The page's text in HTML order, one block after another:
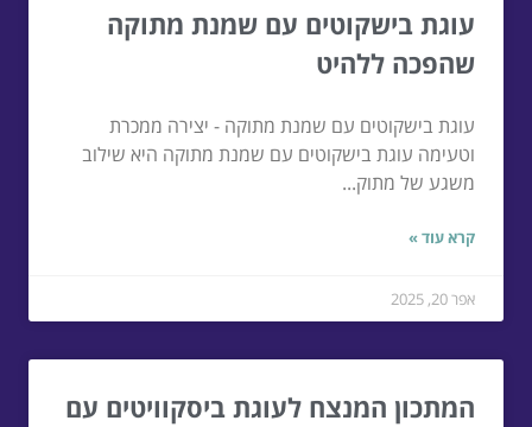
עוגת בישקוטים עם שמנת מתוקה
שהפכה ללהיט
עוגת בישקוטים עם שמנת מתוקה - יצירה ממכרת
וטעימה עוגת בישקוטים עם שמנת מתוקה היא שילוב
משגע של מתוק...
קרא עוד »
אפר 20, 2025
המתכון המנצח לעוגת ביסקוויטים עם